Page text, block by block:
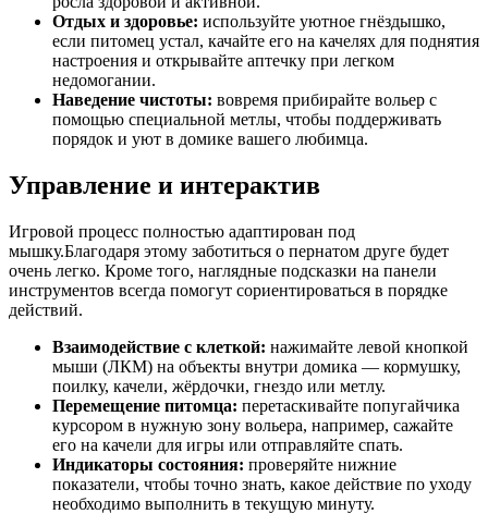
Отдых и здоровье: используйте уютное гнёздышко,
если питомец устал, качайте его на качелях для поднятия
настроения и открывайте аптечку при легком
недомогании.
Наведение чистоты: вовремя прибирайте вольер с
помощью специальной метлы, чтобы поддерживать
порядок и уют в домике вашего любимца.
Управление и интерактив
Игровой процесс полностью адаптирован под
мышку.Благодаря этому заботиться о пернатом друге будет
очень легко. Кроме того, наглядные подсказки на панели
инструментов всегда помогут сориентироваться в порядке
действий.
Взаимодействие с клеткой: нажимайте левой кнопкой
мыши (ЛКМ) на объекты внутри домика — кормушку,
поилку, качели, жёрдочки, гнездо или метлу.
Перемещение питомца: перетаскивайте попугайчика
курсором в нужную зону вольера, например, сажайте
его на качели для игры или отправляйте спать.
Индикаторы состояния: проверяйте нижние
показатели, чтобы точно знать, какое действие по уходу
необходимо выполнить в текущую минуту.